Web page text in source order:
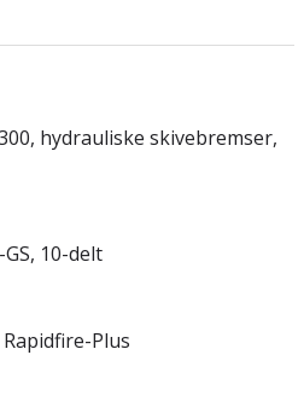
hydrauliske skivebremser,
10-delt
Plus